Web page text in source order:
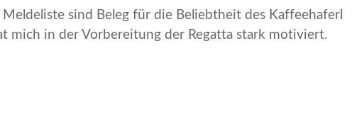
sind Beleg für die Beliebtheit des Kaffeehaferl
mich in der Vorbereitung der Regatta stark motiviert.